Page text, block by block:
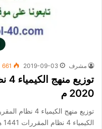
مشرف 2019-09-03
661
2020 م